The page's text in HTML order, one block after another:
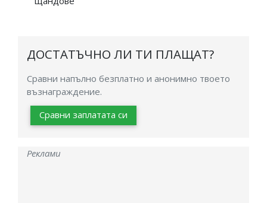
ДОСТАТЪЧНО ЛИ ТИ ПЛАЩАТ?
Сравни напълно безплатно и анонимно твоето
възнаграждение.
Сравни заплатата си
Реклами